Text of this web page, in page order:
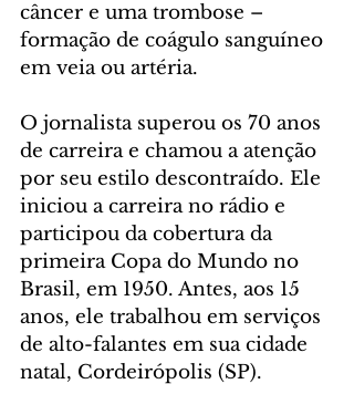
câncer e uma trombose –
formação de coágulo sanguíneo
em veia ou artéria.
O jornalista superou os 70 anos
de carreira e chamou a atenção
por seu estilo descontraído. Ele
iniciou a carreira no rádio e
participou da cobertura da
primeira Copa do Mundo no
Brasil, em 1950. Antes, aos 15
anos, ele trabalhou em serviços
de alto-falantes em sua cidade
natal, Cordeirópolis (SP).